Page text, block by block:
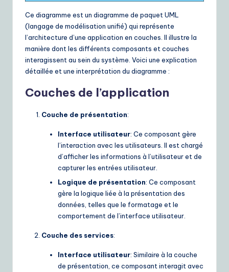
Ce diagramme est un diagramme de paquet UML
(langage de modélisation unifié) qui représente
l’architecture d’une application en couches. Il illustre la
manière dont les différents composants et couches
interagissent au sein du système. Voici une explication
détaillée et une interprétation du diagramme :
Couches de l’application
Couche de présentation:
Interface utilisateur: Ce composant gère
l’interaction avec les utilisateurs. Il est chargé
d’afficher les informations à l’utilisateur et de
capturer les entrées utilisateur.
Logique de présentation: Ce composant
gère la logique liée à la présentation des
données, telles que le formatage et le
comportement de l’interface utilisateur.
Couche des services:
Interface utilisateur: Similaire à la couche
de présentation, ce composant interagit avec